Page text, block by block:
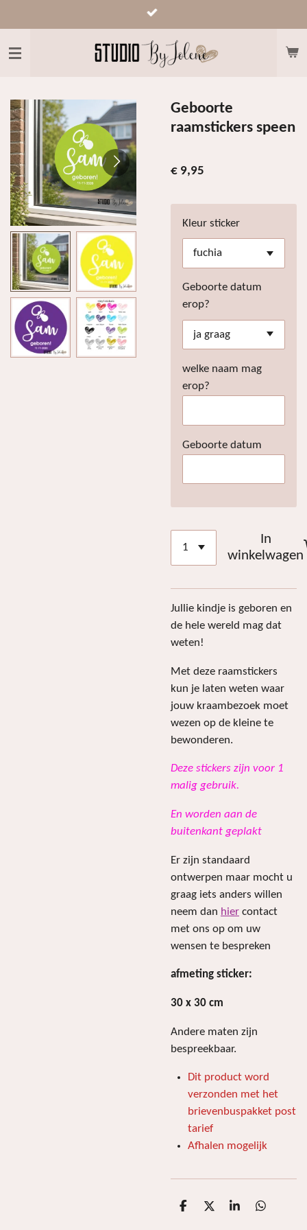
direct
naar
Geboorte
raamstickers speen
€ 9,95
Kleur sticker
Geboorte datum
erop?
welke naam mag
erop?
Geboorte datum
In
winkelwagen
Jullie kindje is geboren en
de hele wereld mag dat
weten!
Met deze raamstickers
kun je laten weten waar
jouw kraambezoek moet
wezen op de kleine te
bewonderen.
Deze stickers zijn voor 1
malig gebruik.
En worden aan de
buitenkant geplakt
Er zijn standaard
ontwerpen maar mocht u
graag iets anders willen
neem dan hier contact
met ons op om uw
wensen te bespreken
afmeting sticker:
30 x 30 cm
Andere maten zijn
bespreekbaar.
Dit product word
verzonden met het
brievenbuspakket post
tarief
Afhalen mogelijk
D
D
S
D